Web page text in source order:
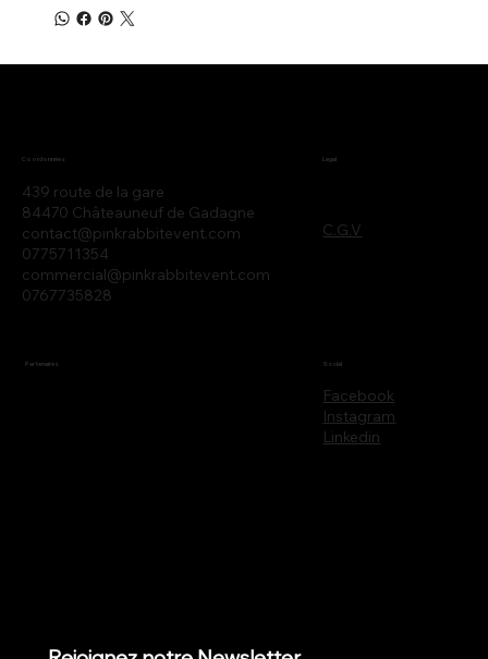
439 route de la gare
84470 Châteauneuf de Gadagne
contact@pinkrabbitevent.com
0775711354
commercial@pinkrabbitevent.com
0767735828
Coordonnées
C.G.V
Legal
Partenaires
Facebook
Instagram
Linkedin
Social